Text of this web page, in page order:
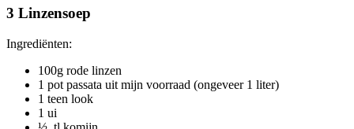
3 Linzensoep
Ingrediënten:
100g rode linzen
1 pot passata uit mijn voorraad (ongeveer 1 liter)
1 teen look
1 ui